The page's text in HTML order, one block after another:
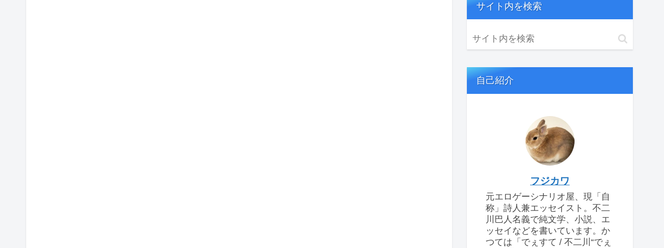
サイト内を検索
自己紹介
フジカワ
元エロゲーシナリオ屋、現「自
称」詩人兼エッセイスト。不二
川巴人名義で純文学、小説、エ
ッセイなどを書いています。か
つては「でぇすて / 不二川“でぇ